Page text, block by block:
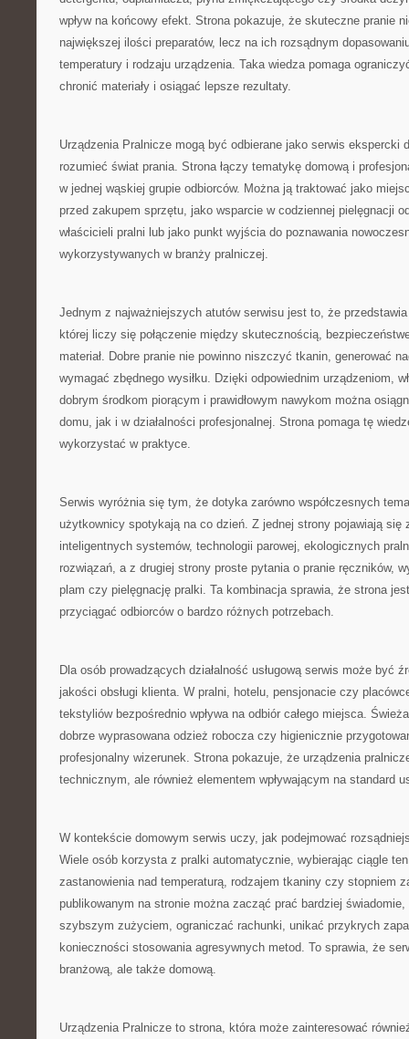
wpływ na końcowy efekt. Strona pokazuje, że skuteczne pranie
największej ilości preparatów, lecz na ich rozsądnym
temperatury i rodzaju urządzenia. Taka wiedza pomaga
chronić materiały i osiągać lepsze rezultaty.
Urządzenia Pralnicze mogą być odbierane jako serwis ekspercki
rozumieć świat prania. Strona łączy tematykę domową i
w jednej wąskiej grupie odbiorców. Można ją traktować jako
przed zakupem sprzętu, jako wsparcie w codziennej pielęgnacji
właścicieli pralni lub jako punkt wyjścia do poznawania
wykorzystywanych w branży pralniczej.
Jednym z najważniejszych atutów serwisu jest to, że
której liczy się połączenie między skutecznością,
materiał. Dobre pranie nie powinno niszczyć tkanin, generować
wymagać zbędnego wysiłku. Dzięki odpowiednim urządzeniom,
dobrym środkom piorącym i prawidłowym nawykom można
domu, jak i w działalności profesjonalnej. Strona pomaga tę
wykorzystać w praktyce.
Serwis wyróżnia się tym, że dotyka zarówno współczesnych
użytkownicy spotykają na co dzień. Z jednej strony pojawiają się
inteligentnych systemów, technologii parowej, ekologicznych
rozwiązań, a z drugiej strony proste pytania o pranie ręczników,
plam czy pielęgnację pralki. Ta kombinacja sprawia, że strona
przyciągać odbiorców o bardzo różnych potrzebach.
Dla osób prowadzących działalność usługową serwis może być
jakości obsługi klienta. W pralni, hotelu, pensjonacie czy
tekstyliów bezpośrednio wpływa na odbiór całego miejsca.
dobrze wyprasowana odzież robocza czy higienicznie
profesjonalny wizerunek. Strona pokazuje, że urządzenia
technicznym, ale również elementem wpływającym na standard
W kontekście domowym serwis uczy, jak podejmować
Wiele osób korzysta z pralki automatycznie, wybierając ciągle
zastanowienia nad temperaturą, rodzajem tkaniny czy stopniem
publikowanym na stronie można zacząć prać bardziej
szybszym zużyciem, ograniczać rachunki, unikać przykrych
konieczności stosowania agresywnych metod. To sprawia, że
branżową, ale także domową.
Urządzenia Pralnicze to strona, która może zainteresować